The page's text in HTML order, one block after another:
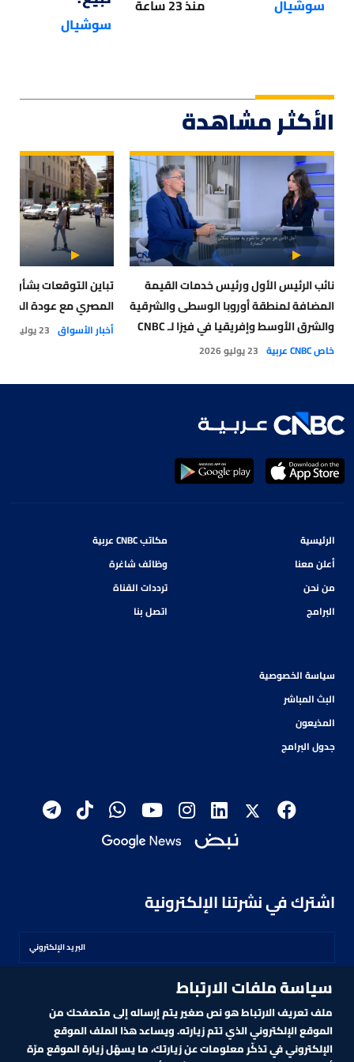
سوشيال منذ 23 ساعة
سوشيال
الأكثر مشاهدة
نائب الرئيس الأول ورئيس خدمات القيمة
المضافة لمنطقة أوروبا الوسطى والشرقية
والشرق الأوسط وإفريقيا في فيزا لـ CNBC
عربية: الذكاء الاصطناعي و العملات
مشهد التجارة والمدفوعات
خاص CNBC عربية 23 يوليو 2026
تباين التوقعات بشأن
المصري مع عودة الحرب
أخبار الأسواق 23 يوليو 2026
الرئيسية
أعلن معنا
من نحن
البرامج
مكاتب CNBC عربية
وظائف شاغرة
ترددات القناة
اتصل بنا
سياسة الخصوصية
البث المباشر
المذيعون
جدول البرامج
اشترك في نشرتنا الإلكترونية
اشترك
سياسة ملفات الارتباط
ملف تعريف الارتباط هو نص صغير يتم إرساله إلى متصفحك من
الموقع الإلكتروني الذي تتم زيارته. ويساعد هذا الملف الموقع
الإلكتروني في تذكّر معلومات عن زيارتك، ما يسهّل زيارة الموقع مرّة